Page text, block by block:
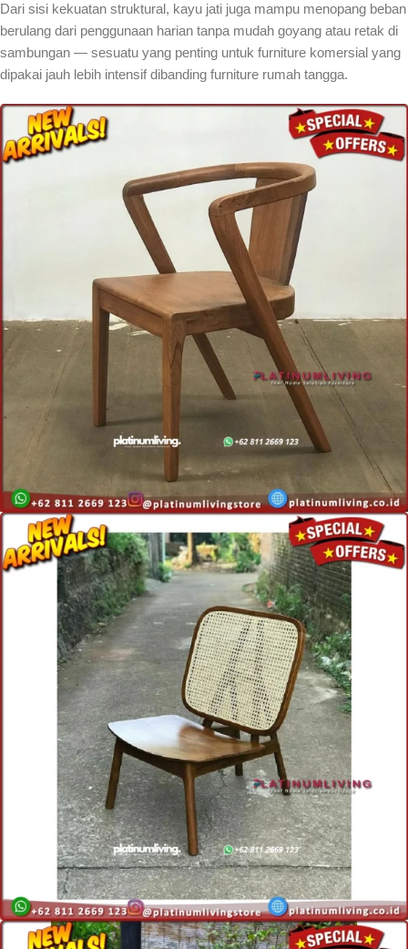
Dari sisi kekuatan struktural, kayu jati juga mampu menopang beban
berulang dari penggunaan harian tanpa mudah goyang atau retak di
sambungan — sesuatu yang penting untuk furniture komersial yang
dipakai jauh lebih intensif dibanding furniture rumah tangga.